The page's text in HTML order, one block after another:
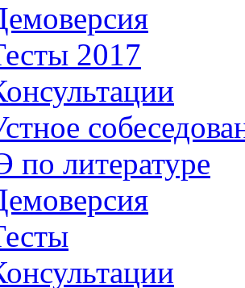
2017
по литературе